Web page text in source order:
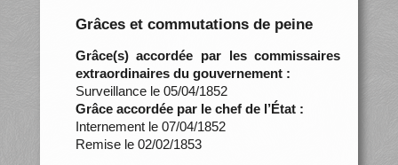
Grâces et commutations de peine
Grâce(s) accordée par les commissaires
extraordinaires du gouvernement :
Surveillance le 05/04/1852
Grâce accordée par le chef de l’État :
Internement le 07/04/1852
Remise le 02/02/1853